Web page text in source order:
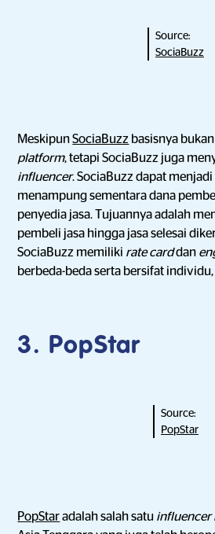
Source:
SociaBuzz
MeskipunSociaBuzz basisnya bukan
platform, tetapi SociaBuzz juga
influencer. SociaBuzz dapat
menampung sementara dana
penyedia jasa. Tujuannya adalah
pembeli jasa hingga jasa selesai
SociaBuzz memiliki rate carddan
berbeda-beda serta bersifat
3. PopStar
Source:
PopStar
PopStaradalah salah satu